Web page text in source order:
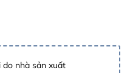
nhà sản xuất